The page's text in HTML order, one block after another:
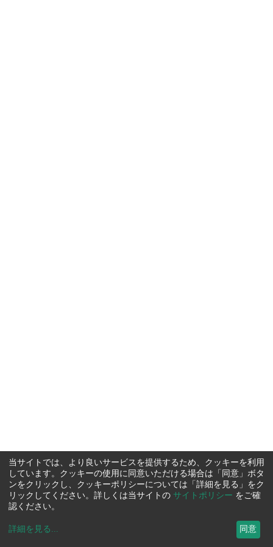
当サイトでは、より良いサービスを提供するため、クッキーを利用
しています。クッキーの使用に同意いただける場合は「同意」ボタ
ンをクリックし、クッキーポリシーについては「詳細を見る」をク
リックしてください。詳しくは当サイトの サイトポリシー をご確
認ください。
詳細を見る ... 同意